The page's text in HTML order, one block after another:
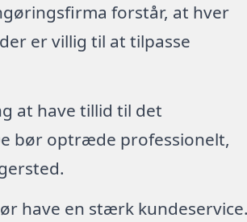
forstår, at hver
er villig til at tilpasse
at have tillid til det
bør optræde professionelt,
have en stærk